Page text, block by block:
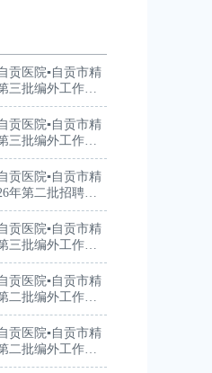
贡医院▪自贡市精
三批编外工作人
体检人员名单的
贡医院▪自贡市精
三批编外工作人
名单
贡医院▪自贡市精
年第二批招聘编
员名单的公示
贡医院▪自贡市精
三批编外工作人
贡医院▪自贡市精
二批编外工作人
体检人员名单的
贡医院▪自贡市精
二批编外工作人